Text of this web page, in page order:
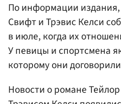
По информации издания,
Свифт и Трэвис Келси
в июле, когда их
У певицы и спортсмена
которому они
Новости о романе